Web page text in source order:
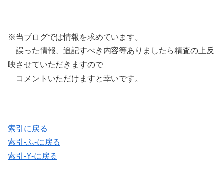
※当ブログでは情報を求めています。
誤った情報、追記すべき内容等ありましたら精査の上反
映させていただきますので
コメントいただけますと幸いです。
索引に戻る
索引-ふ-に戻る
索引-Y-に戻る